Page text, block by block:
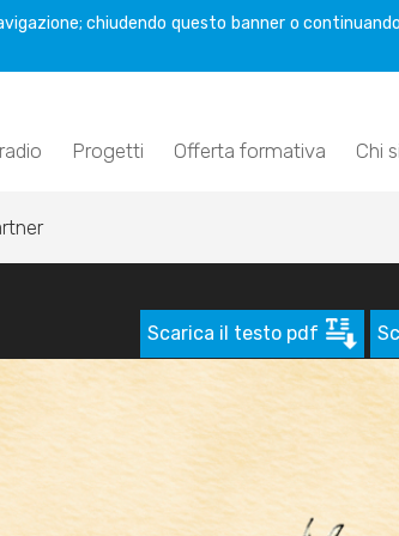
chiudendo questo banner o
Progetti Offerta formativa Chi
Scarica il testo pdf